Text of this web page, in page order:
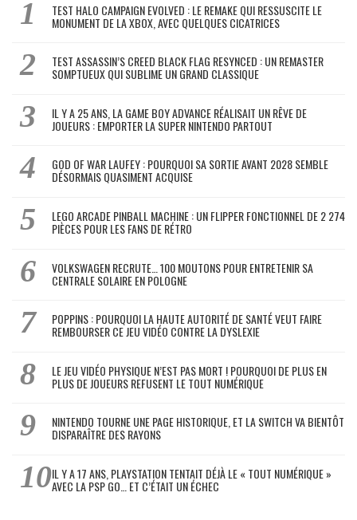
TEST HALO CAMPAIGN EVOLVED : LE REMAKE QUI RESSUSCITE LE
MONUMENT DE LA XBOX, AVEC QUELQUES CICATRICES
TEST ASSASSIN’S CREED BLACK FLAG RESYNCED : UN REMASTER
SOMPTUEUX QUI SUBLIME UN GRAND CLASSIQUE
IL Y A 25 ANS, LA GAME BOY ADVANCE RÉALISAIT UN RÊVE DE
JOUEURS : EMPORTER LA SUPER NINTENDO PARTOUT
GOD OF WAR LAUFEY : POURQUOI SA SORTIE AVANT 2028 SEMBLE
DÉSORMAIS QUASIMENT ACQUISE
LEGO ARCADE PINBALL MACHINE : UN FLIPPER FONCTIONNEL DE 2 274
PIÈCES POUR LES FANS DE RÉTRO
VOLKSWAGEN RECRUTE… 100 MOUTONS POUR ENTRETENIR SA
CENTRALE SOLAIRE EN POLOGNE
POPPINS : POURQUOI LA HAUTE AUTORITÉ DE SANTÉ VEUT FAIRE
REMBOURSER CE JEU VIDÉO CONTRE LA DYSLEXIE
LE JEU VIDÉO PHYSIQUE N’EST PAS MORT ! POURQUOI DE PLUS EN
PLUS DE JOUEURS REFUSENT LE TOUT NUMÉRIQUE
NINTENDO TOURNE UNE PAGE HISTORIQUE, ET LA SWITCH VA BIENTÔT
DISPARAÎTRE DES RAYONS
IL Y A 17 ANS, PLAYSTATION TENTAIT DÉJÀ LE « TOUT NUMÉRIQUE »
AVEC LA PSP GO… ET C’ÉTAIT UN ÉCHEC